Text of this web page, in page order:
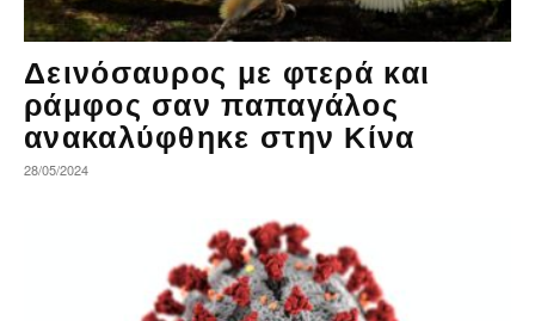
Δεινόσαυρος με φτερά και
ράμφος σαν παπαγάλος
ανακαλύφθηκε στην Κίνα
28/05/2024